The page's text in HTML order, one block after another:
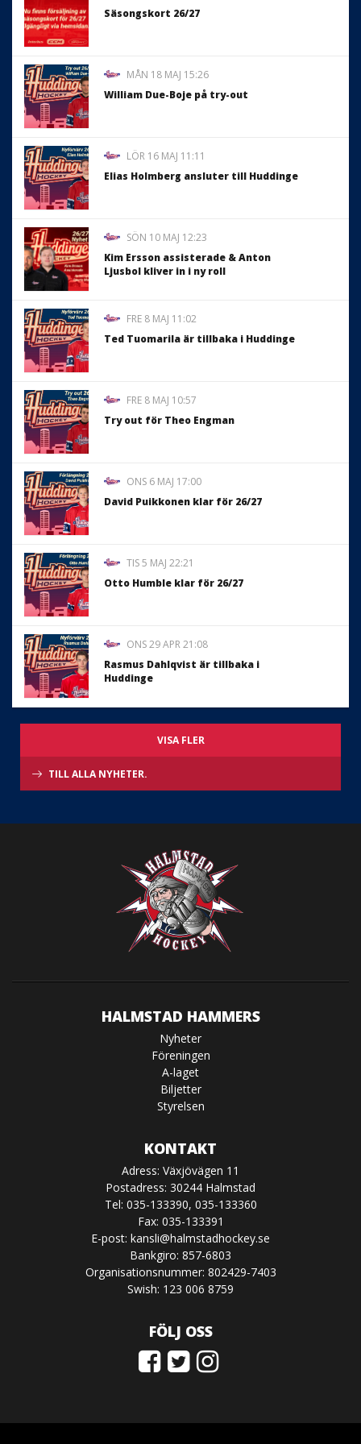
Säsongskort 26/27
MÅN 18 MAJ 15:26
William Due-Boje på try-out
LÖR 16 MAJ 11:11
Elias Holmberg ansluter till Huddinge
SÖN 10 MAJ 12:23
Kim Ersson assisterade & Anton
Ljusbol kliver in i ny roll
FRE 8 MAJ 11:02
Ted Tuomarila är tillbaka i Huddinge
FRE 8 MAJ 10:57
Try out för Theo Engman
ONS 6 MAJ 17:00
David Puikkonen klar för 26/27
TIS 5 MAJ 22:21
Otto Humble klar för 26/27
ONS 29 APR 21:08
Rasmus Dahlqvist är tillbaka i
Huddinge
VISA FLER
TILL ALLA NYHETER.
HALMSTAD HAMMERS
Nyheter
Föreningen
A-laget
Biljetter
Styrelsen
KONTAKT
Adress: Växjövägen 11
Postadress: 30244 Halmstad
Tel: 035-133390, 035-133360
Fax: 035-133391
E-post: kansli@halmstadhockey.se
Bankgiro: 857-6803
Organisationsnummer: 802429-7403
Swish: 123 006 8759
FÖLJ OSS